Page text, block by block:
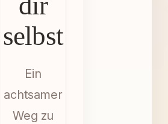
selbst
Ein
achtsamer
Weg zu